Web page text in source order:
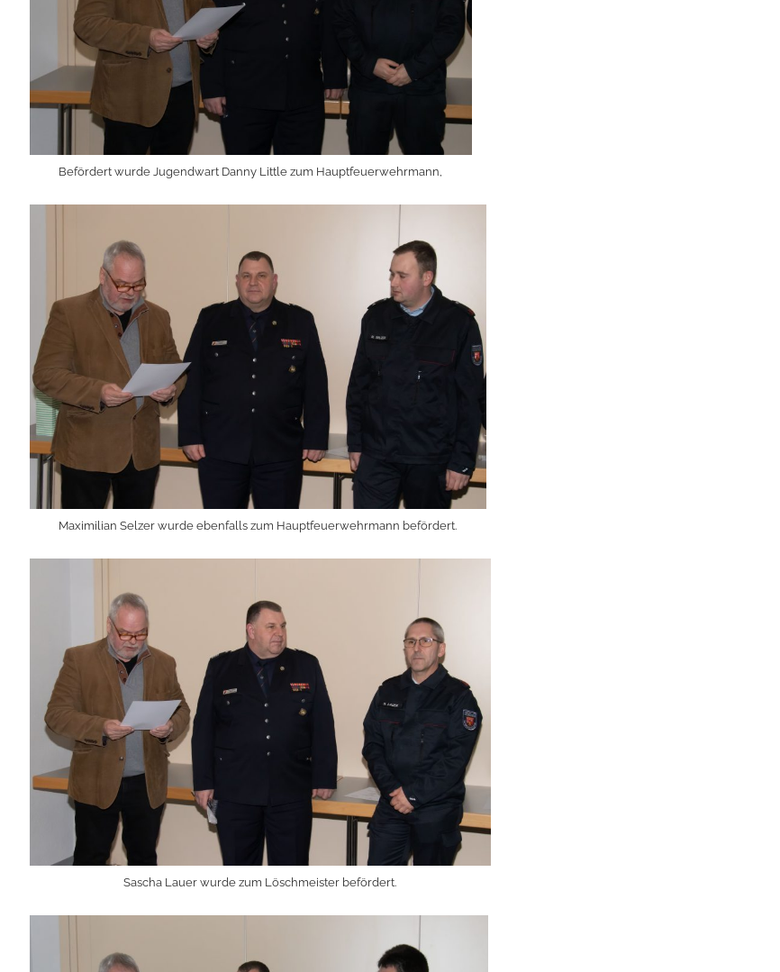
Befördert wurde Jugendwart Danny Little zum Hauptfeuerwehrmann,
Maximilian Selzer wurde ebenfalls zum Hauptfeuerwehrmann befördert.
Sascha Lauer wurde zum Löschmeister befördert.